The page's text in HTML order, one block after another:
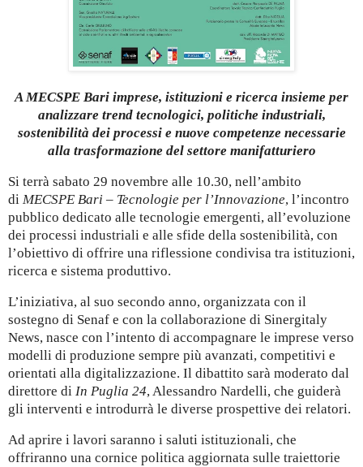
A MECSPE Bari imprese, istituzioni e ricerca insieme per
analizzare trend tecnologici, politiche industriali,
sostenibilità dei processi e nuove competenze necessarie
alla trasformazione del settore manifatturiero
Si terrà sabato 29 novembre alle 10.30, nell’ambito
di MECSPE Bari – Tecnologie per l’Innovazione, l’incontro
pubblico dedicato alle tecnologie emergenti, all’evoluzione
dei processi industriali e alle sfide della sostenibilità, con
l’obiettivo di offrire una riflessione condivisa tra istituzioni,
ricerca e sistema produttivo.
L’iniziativa, al suo secondo anno, organizzata con il
sostegno di Senaf e con la collaborazione di Sinergitaly
News, nasce con l’intento di accompagnare le imprese verso
modelli di produzione sempre più avanzati, competitivi e
orientati alla digitalizzazione. Il dibattito sarà moderato dal
direttore di In Puglia 24, Alessandro Nardelli, che guiderà
gli interventi e introdurrà le diverse prospettive dei relatori.
Ad aprire i lavori saranno i saluti istituzionali, che
offriranno una cornice politica aggiornata sulle traiettorie